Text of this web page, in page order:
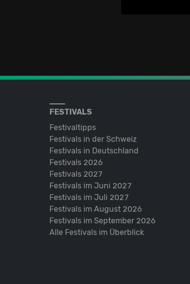
FESTIVALS
Festivaltipps
Festivals in der Schweiz
Festivals in Deutschland
Festivals 2026
Festivals 2027
Festivals im Juni 2027
Festivals im Juli 2027
Festivals im August 2026
Festivals im September 2026
Alle Festivals im Überblick